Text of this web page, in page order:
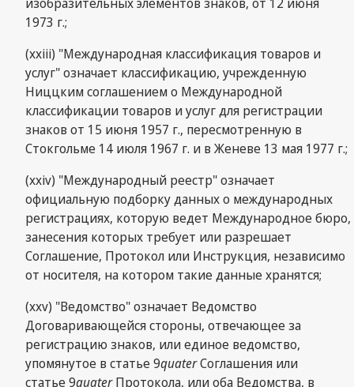
1973 г.;
(xxiii) "Международная классификация товаров и
услуг" означает классификацию, учрежденную
Ниццким соглашением о Международной
классификации товаров и услуг для регистрации
знаков от 15 июня 1957 г., пересмотренную в
Стокгольме 14 июля 1967 г. и в Женеве 13 мая 1977 г.;
(ххiv) "Международный реестр" означает
официальную подборку данных о международных
регистрациях, которую ведет Международное бюро,
занесения которых требует или разрешает
Соглашение, Протокол или Инструкция, независимо
от носителя, на котором такие данные хранятся;
(ххv) "Ведомство" означает Ведомство
Договаривающейся стороны, отвечающее за
регистрацию знаков, или единое ведомство,
упомянутое в статье 9quaterСоглашения или
статье 9quaterПротокола, или оба Ведомства, в